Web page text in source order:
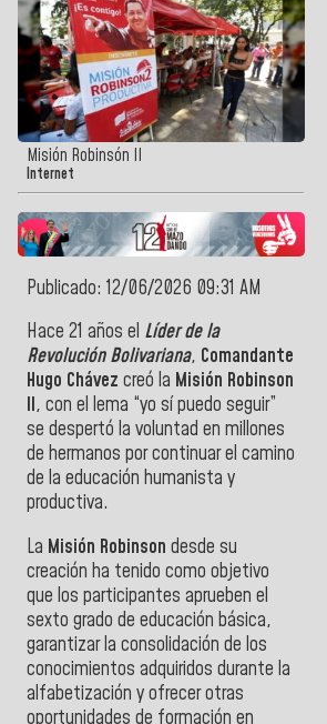
Misión Robinsón II
Internet
Publicado: 12/06/2026 09:31 AM
Hace 21 años el Líder de la
Revolución Bolivariana, Comandante
Hugo Chávez creó la Misión Robinson
II, con el lema “yo sí puedo seguir”
se despertó la voluntad en millones
de hermanos por continuar el camino
de la educación humanista y
productiva.
La Misión Robinson desde su
creación ha tenido como objetivo
que los participantes aprueben el
sexto grado de educación básica,
garantizar la consolidación de los
conocimientos adquiridos durante la
alfabetización y ofrecer otras
oportunidades de formación en